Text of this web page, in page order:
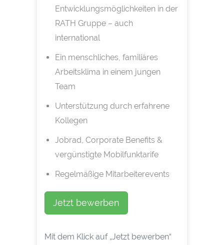
Entwicklungsmöglichkeiten in der
RATH Gruppe – auch
international
Ein menschliches, familiäres
Arbeitsklima in einem jungen
Team
Unterstützung durch erfahrene
Kollegen
Jobrad, Corporate Benefits &
vergünstigte Mobilfunktarife
Regelmäßige Mitarbeiterevents
Jetzt bewerben
Mit dem Klick auf „Jetzt bewerben“